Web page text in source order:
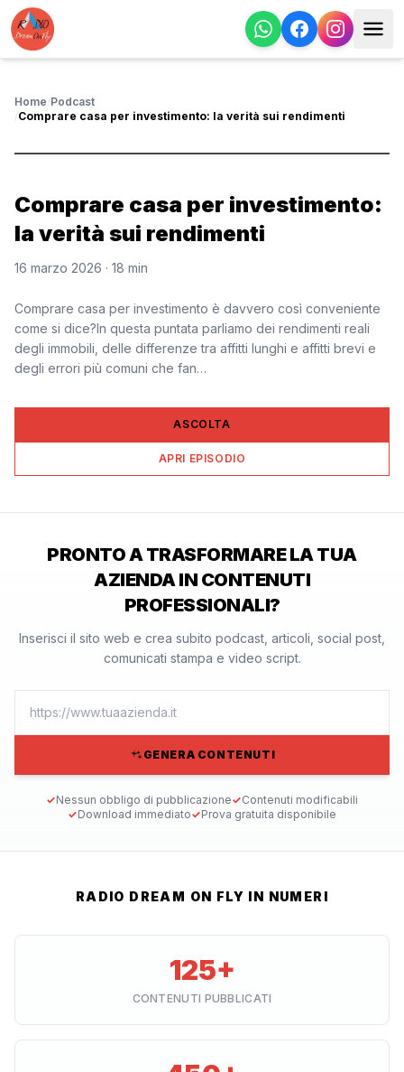
Home /Podcast
/Comprare casa per investimento: la verità sui rendimenti
Comprare casa per investimento:
la verità sui rendimenti
16 marzo 2026 · 18 min
Comprare casa per investimento è davvero così conveniente
come si dice?In questa puntata parliamo dei rendimenti reali
degli immobili, delle differenze tra affitti lunghi e affitti brevi e
degli errori più comuni che fan…
ASCOLTA
APRI EPISODIO
PRONTO A TRASFORMARE LA TUA
AZIENDA IN CONTENUTI
PROFESSIONALI?
Inserisci il sito web e crea subito podcast, articoli, social post,
comunicati stampa e video script.
GENERA CONTENUTI
✓Nessun obbligo di pubblicazione✓Contenuti modificabili
✓Download immediato✓Prova gratuita disponibile
RADIO DREAM ON FLY IN NUMERI
125+
CONTENUTI PUBBLICATI